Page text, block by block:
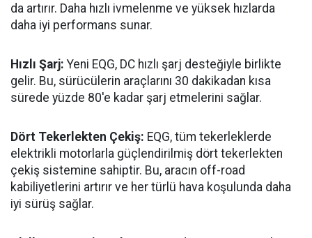
da artırır. Daha hızlı ivmelenme ve yüksek hızlarda
daha iyi performans sunar.
Hızlı Şarj: Yeni EQG, DC hızlı şarj desteğiyle birlikte
gelir. Bu, sürücülerin araçlarını 30 dakikadan kısa
sürede yüzde 80'e kadar şarj etmelerini sağlar.
Dört Tekerlekten Çekiş: EQG, tüm tekerleklerde
elektrikli motorlarla güçlendirilmiş dört tekerlekten
çekiş sistemine sahiptir. Bu, aracın off-road
kabiliyetlerini artırır ve her türlü hava koşulunda daha
iyi sürüş sağlar.